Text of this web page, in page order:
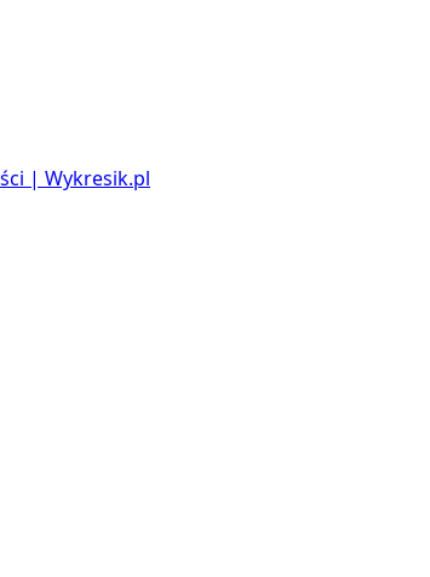
| Wykresik.pl